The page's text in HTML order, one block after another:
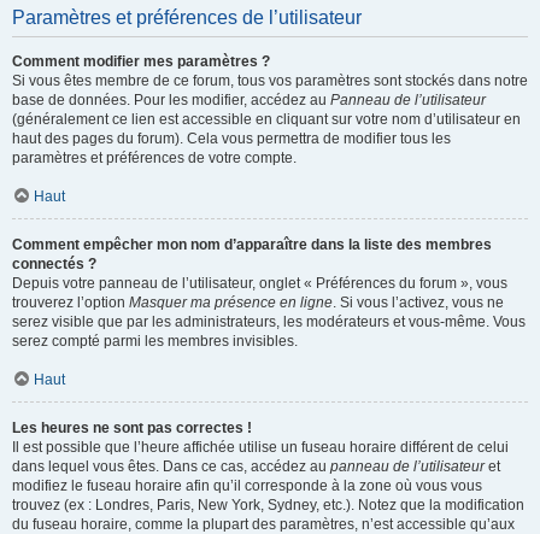
Paramètres et préférences de l’utilisateur
Comment modifier mes paramètres ?
Si vous êtes membre de ce forum, tous vos paramètres sont stockés dans notre
base de données. Pour les modifier, accédez au Panneau de l’utilisateur
(généralement ce lien est accessible en cliquant sur votre nom d’utilisateur en
haut des pages du forum). Cela vous permettra de modifier tous les
paramètres et préférences de votre compte.
Haut
Comment empêcher mon nom d’apparaître dans la liste des membres
connectés ?
Depuis votre panneau de l’utilisateur, onglet « Préférences du forum », vous
trouverez l’option Masquer ma présence en ligne. Si vous l’activez, vous ne
serez visible que par les administrateurs, les modérateurs et vous-même. Vous
serez compté parmi les membres invisibles.
Haut
Les heures ne sont pas correctes !
Il est possible que l’heure affichée utilise un fuseau horaire différent de celui
dans lequel vous êtes. Dans ce cas, accédez au panneau de l’utilisateuret
modifiez le fuseau horaire afin qu’il corresponde à la zone où vous vous
trouvez (ex : Londres, Paris, New York, Sydney, etc.). Notez que la modification
du fuseau horaire, comme la plupart des paramètres, n’est accessible qu’aux